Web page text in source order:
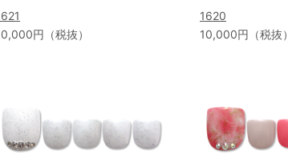
円（税抜）
1620
10,000円（税抜）